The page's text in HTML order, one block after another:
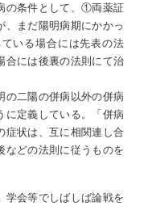
の条件として、①両薬証
まだ陽明病期にかかっ
いる場合には先表の法
合には後裏の法則にて治
の二陽の併病以外の併病
に定義している。「併病
症状は、互に相関連し合
などの法則に従うものを
学会等でしばしば論戦を